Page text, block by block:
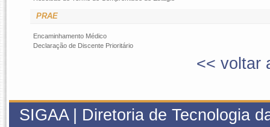
PRAE
Encaminhamento Médico
Declaração de Discente Prioritário
<< voltar
SIGAA | Diretoria de Tecnologia